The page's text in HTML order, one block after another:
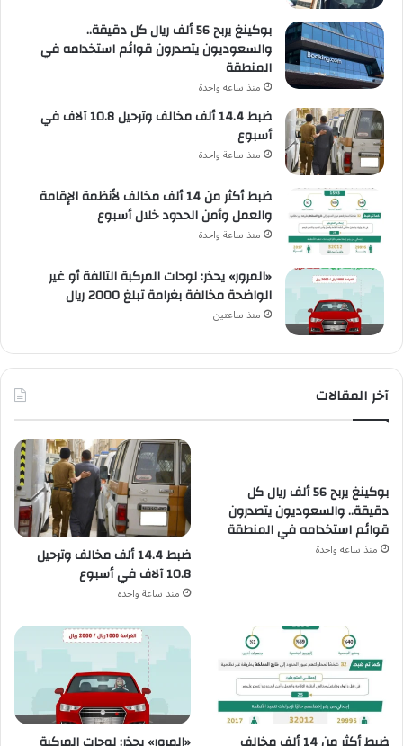
بوكينغ يربح 56 ألف ريال كل دقيقة..
والسعوديون يتصدرون قوائم استخدامه في
المنطقة
منذ ساعة واحدة
ضبط 14.4 ألف مخالف وترحيل 10.8 آلاف في
أسبوع
منذ ساعة واحدة
ضبط أكثر من 14 ألف مخالف لأنظمة الإقامة
والعمل وأمن الحدود خلال أسبوع
منذ ساعة واحدة
«المرور» يحذر: لوحات المركبة التالفة أو غير
الواضحة مخالفة بغرامة تبلغ 2000 ريال
منذ ساعتين
آخر المقالات
بوكينغ يربح 56 ألف ريال كل
دقيقة.. والسعوديون يتصدرون
قوائم استخدامه في المنطقة
منذ ساعة واحدة
ضبط 14.4 ألف مخالف وترحيل
10.8 آلاف في أسبوع
منذ ساعة واحدة